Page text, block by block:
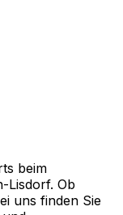
beim
Lisdorf. Ob
uns finden Sie